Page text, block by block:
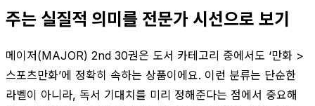
주는 실질적 의미를 전문가 시선으로 보기
메이저(MAJOR) 2nd 30권은 도서 카테고리 중에서도 ‘만화 >
스포츠만화’에 정확히 속하는 상품이에요. 이런 분류는 단순한
라벨이 아니라, 독서 기대치를 미리 정해준다는 점에서 중요해